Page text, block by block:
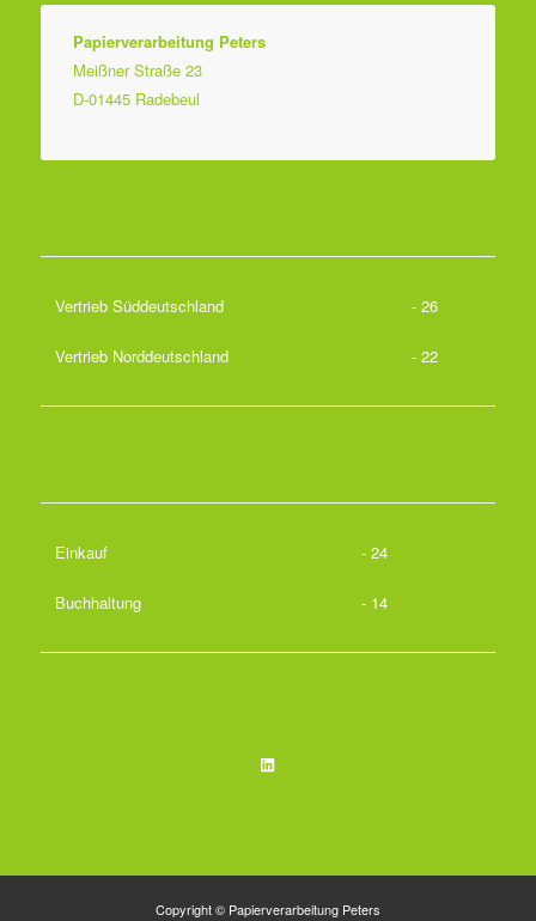
Papierverarbeitung Peters
Meißner Straße 23
D-01445 Radebeul
Vertrieb Süddeutschland - 26
Vertrieb Norddeutschland - 22
Einkauf - 24
Buchhaltung - 14
LinkedIn
Copyright © Papierverarbeitung Peters